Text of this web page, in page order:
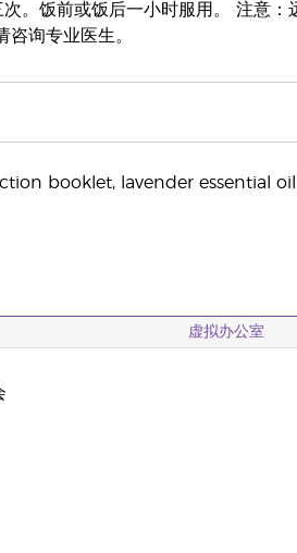
。饭前或饭后一小时服用。 注意
咨询专业医生。
booklet, lavender essential
虚拟办公室